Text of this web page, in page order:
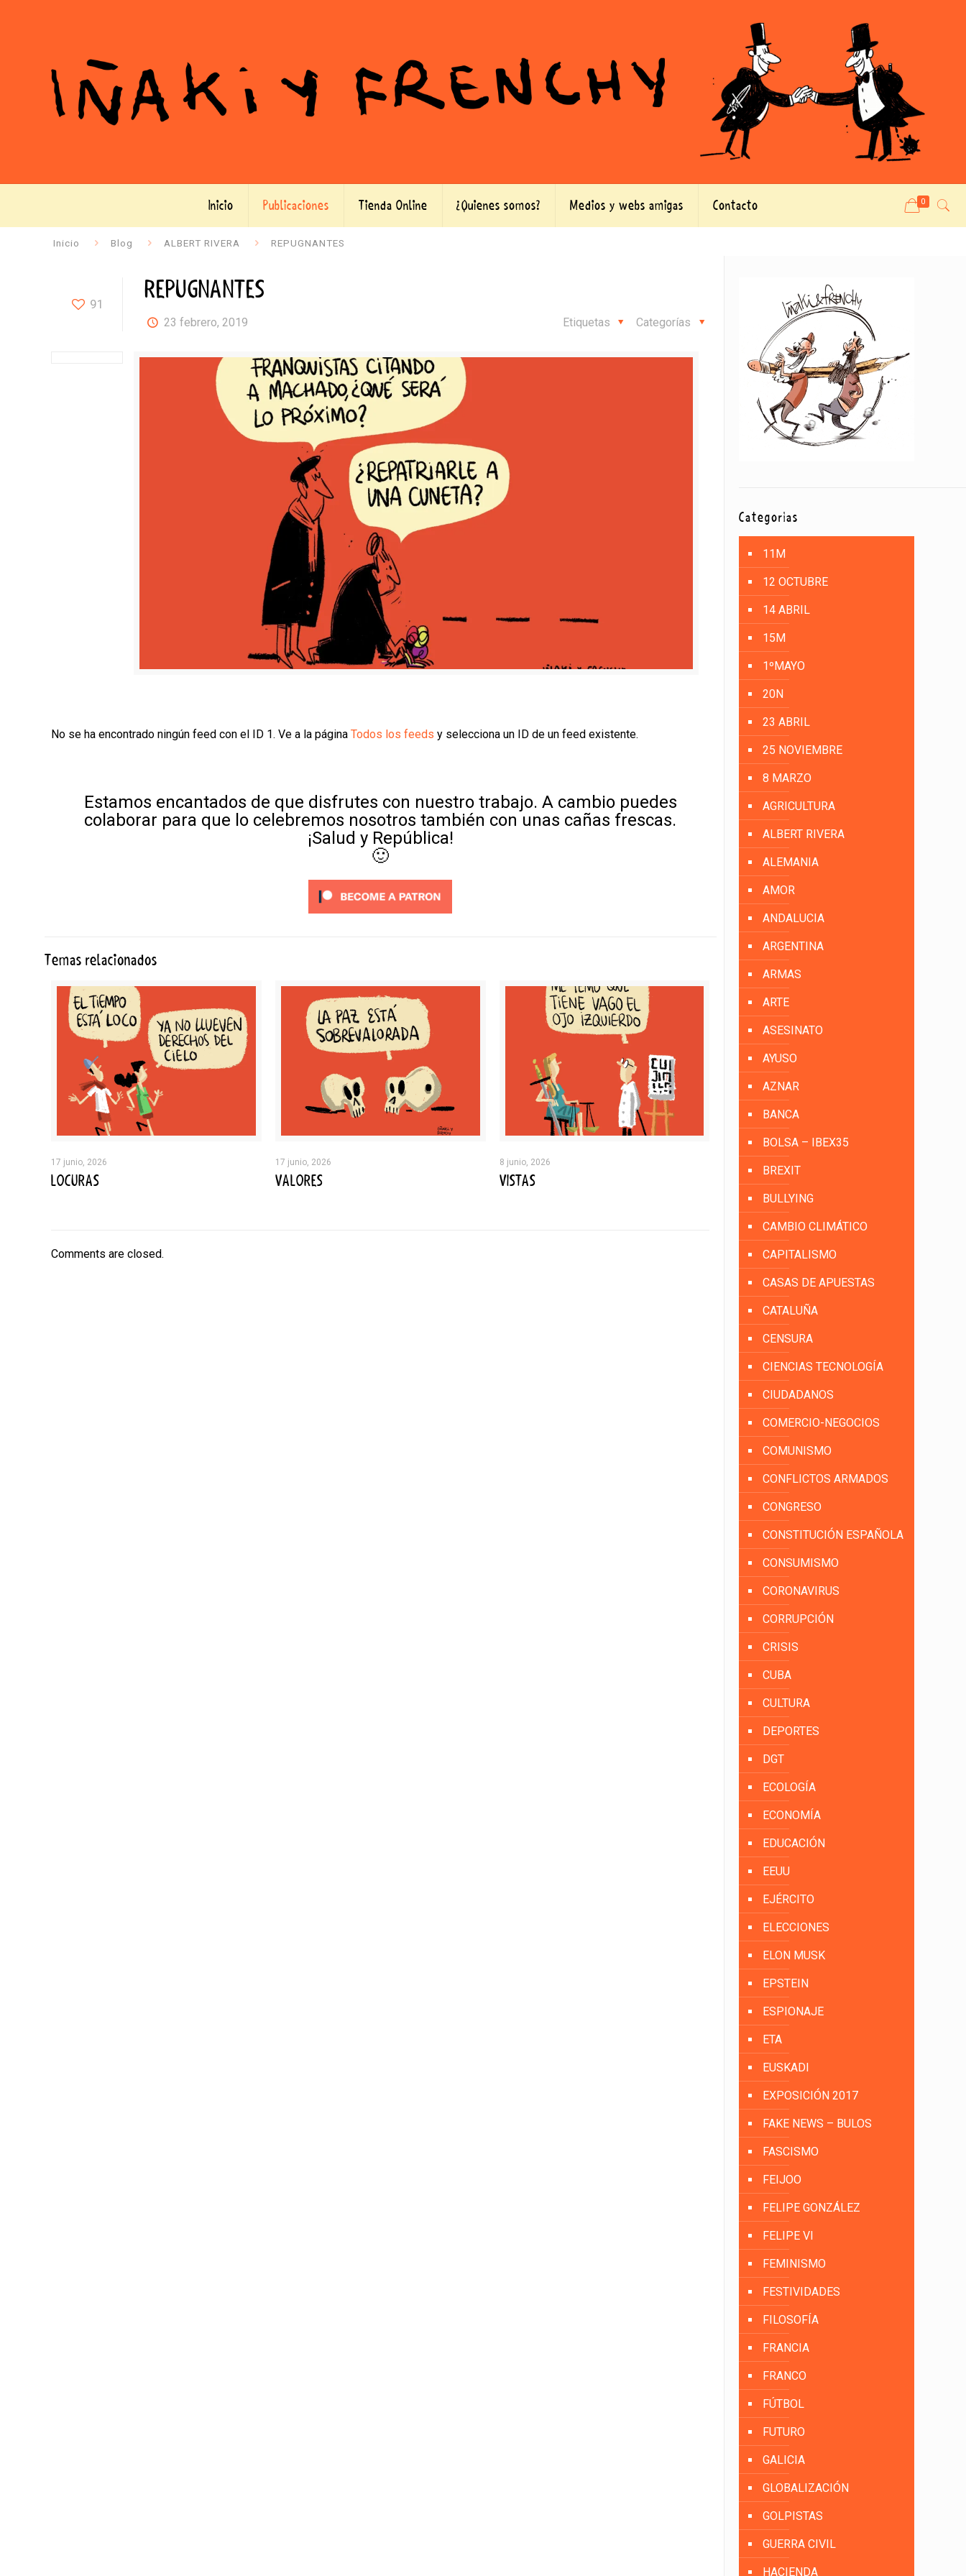
Inicio Publicaciones Tienda Online ¿Quienes somos? Medios y webs amigas Contacto 0
Inicio Blog ALBERT RIVERA REPUGNANTES
91 REPUGNANTES
23 febrero, 2019 Categorías
Etiquetas
No se ha encontrado ningún feed con el ID 1. Ve a la páginaTodos los feeds y selecciona un ID de un feed existente.
Estamos encantados de que disfrutes con nuestro trabajo. A cambio puedes
colaborar para que lo celebremos nosotros también con unas cañas frescas.
¡Salud y República!
🙂
Temas relacionados
17 junio, 2026
LOCURAS
17 junio, 2026
VALORES
8 junio, 2026
VISTAS
Comments are closed.
Categorías
11M
12 OCTUBRE
14 ABRIL
15M
1ºMAYO
20N
23 ABRIL
25 NOVIEMBRE
8 MARZO
AGRICULTURA
ALBERT RIVERA
ALEMANIA
AMOR
ANDALUCIA
ARGENTINA
ARMAS
ARTE
ASESINATO
AYUSO
AZNAR
BANCA
BOLSA – IBEX35
BREXIT
BULLYING
CAMBIO CLIMÁTICO
CAPITALISMO
CASAS DE APUESTAS
CATALUÑA
CENSURA
CIENCIAS TECNOLOGÍA
CIUDADANOS
COMERCIO-NEGOCIOS
COMUNISMO
CONFLICTOS ARMADOS
CONGRESO
CONSTITUCIÓN ESPAÑOLA
CONSUMISMO
CORONAVIRUS
CORRUPCIÓN
CRISIS
CUBA
CULTURA
DEPORTES
DGT
ECOLOGÍA
ECONOMÍA
EDUCACIÓN
EEUU
EJÉRCITO
ELECCIONES
ELON MUSK
EPSTEIN
ESPIONAJE
ETA
EUSKADI
EXPOSICIÓN 2017
FAKE NEWS – BULOS
FASCISMO
FEIJOO
FELIPE GONZÁLEZ
FELIPE VI
FEMINISMO
FESTIVIDADES
FILOSOFÍA
FRANCIA
FRANCO
FÚTBOL
FUTURO
GALICIA
GLOBALIZACIÓN
GOLPISTAS
GUERRA CIVIL
HACIENDA